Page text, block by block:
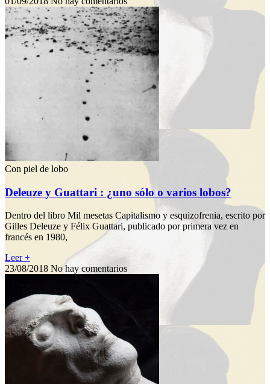
Con piel de lobo
Deleuze y Guattari : ¿uno sólo o varios lobos?
Dentro del libro Mil mesetas Capitalismo y esquizofrenia, escrito por
Gilles Deleuze y Félix Guattari, publicado por primera vez en
francés en 1980,
Leer +
23/08/2018 No hay comentarios